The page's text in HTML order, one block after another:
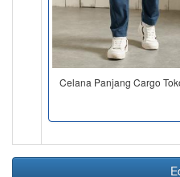
Celana Panjang Cargo